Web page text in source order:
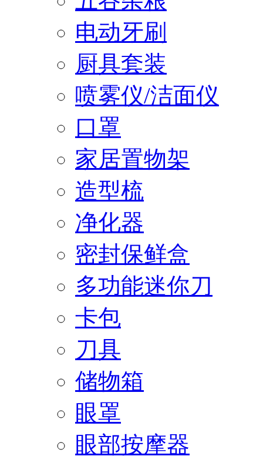
电动牙刷
厨具套装
喷雾仪/洁面仪
口罩
家居置物架
造型梳
净化器
密封保鲜盒
多功能迷你刀
卡包
刀具
储物箱
眼罩
眼部按摩器